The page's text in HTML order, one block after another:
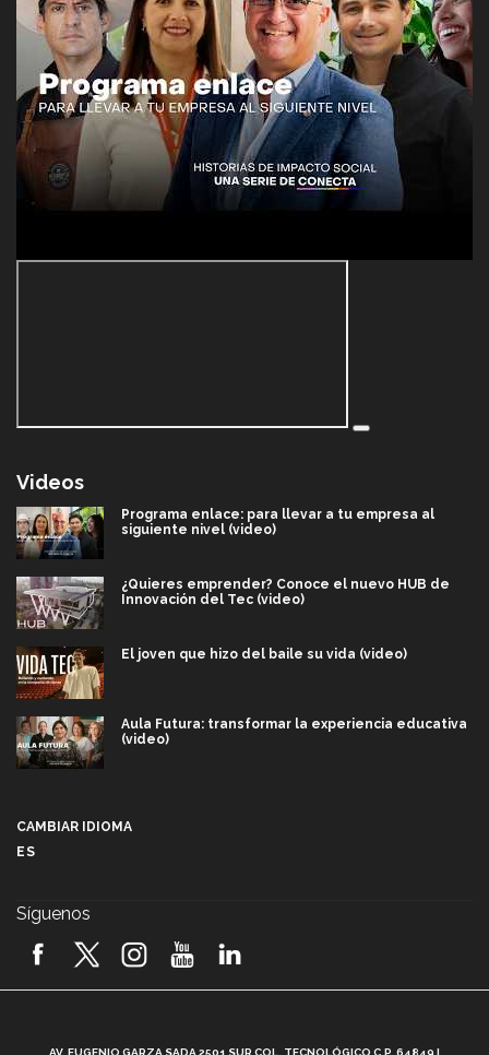
Videos
Programa enlace: para llevar a tu empresa al
siguiente nivel (video)
¿Quieres emprender? Conoce el nuevo HUB de
Innovación del Tec (video)
El joven que hizo del baile su vida (video)
Aula Futura: transformar la experiencia educativa
(video)
2026! (video)
CAMBIAR IDIOMA
ES
Síguenos
AV. EUGENIO GARZA SADA 2501 SUR COL. TECNOLÓGICO C.P. 64849 |